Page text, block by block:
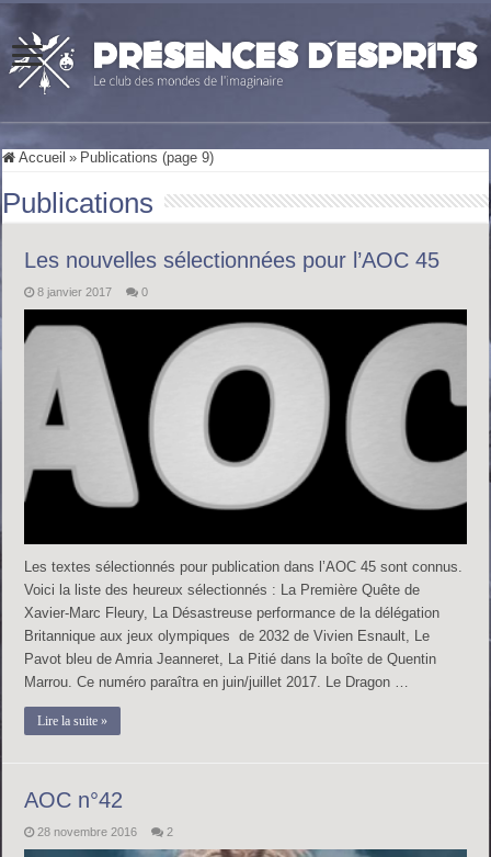
Accueil » Publications (page 9)
Publications
Les nouvelles sélectionnées pour l’AOC 45
8 janvier 2017 0
Les textes sélectionnés pour publication dans l’AOC 45 sont connus.
Voici la liste des heureux sélectionnés : La Première Quête de
Xavier-Marc Fleury, La Désastreuse performance de la délégation
Britannique aux jeux olympiques de 2032 de Vivien Esnault, Le
Pavot bleu de Amria Jeanneret, La Pitié dans la boîte de Quentin
Marrou. Ce numéro paraîtra en juin/juillet 2017. Le Dragon …
Lire la suite »
AOC n°42
28 novembre 2016 2